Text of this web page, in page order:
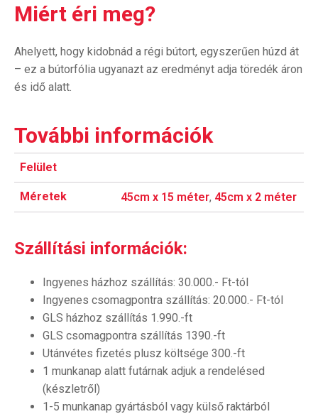
Miért éri meg?
Ahelyett, hogy kidobnád a régi bútort, egyszerűen húzd át
– ez a bútorfólia ugyanazt az eredményt adja töredék áron
és idő alatt.
További információk
Felület
Méretek 45cm x 15 méter, 45cm x 2 méter
Szállítási információk:
Ingyenes házhoz szállítás: 30.000.- Ft-tól
Ingyenes csomagpontra szállítás: 20.000.- Ft-tól
GLS házhoz szállítás 1.990.-ft
GLS csomagpontra szállítás 1390.-ft
Utánvétes fizetés plusz költsége 300.-ft
1 munkanap alatt futárnak adjuk a rendelésed
(készletről)
1-5 munkanap gyártásból vagy külső raktárból